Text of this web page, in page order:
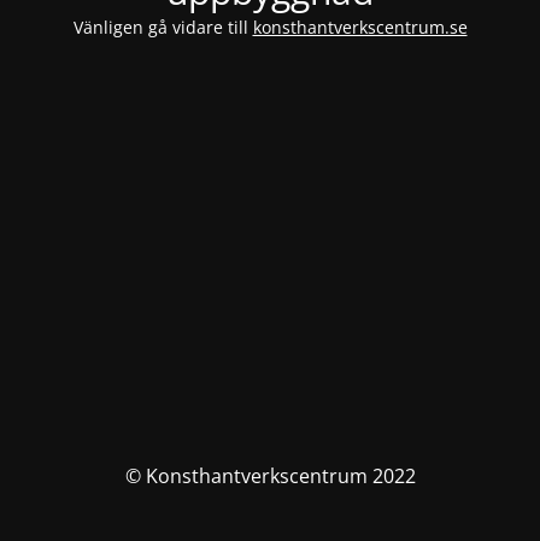
Vänligen gå vidare till konsthantverkscentrum.se
© Konsthantverkscentrum 2022